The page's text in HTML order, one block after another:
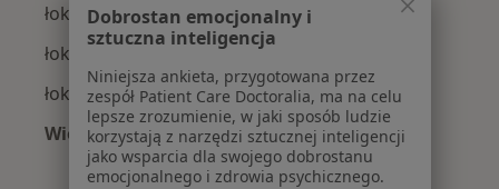
łokieć golfisty w Piasecznie
łokieć golfisty w Legionowie
łokieć golfisty w Konstancinie-Jeziornie
Więcej (14)
Więcej w kategorii: W pobliżu Warszawy
Dobrostan emocjonalny i
sztuczna inteligencja
Niniejsza ankieta, przygotowana przez
zespół Patient Care Doctoralia, ma na celu
lepsze zrozumienie, w jaki sposób ludzie
korzystają z narzędzi sztucznej inteligencji
jako wsparcia dla swojego dobrostanu
emocjonalnego i zdrowia psychicznego.